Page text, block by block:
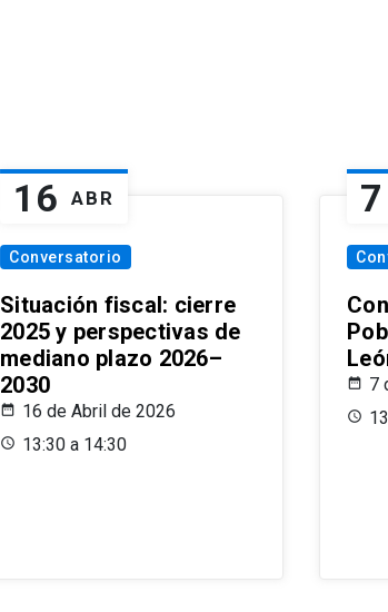
16 ABR
Conversatorio
Situación fiscal: cierre
2025 y perspectivas de
mediano plazo 2026–
2030
16 de Abril de 2026
13:30 a 14:30
7
7